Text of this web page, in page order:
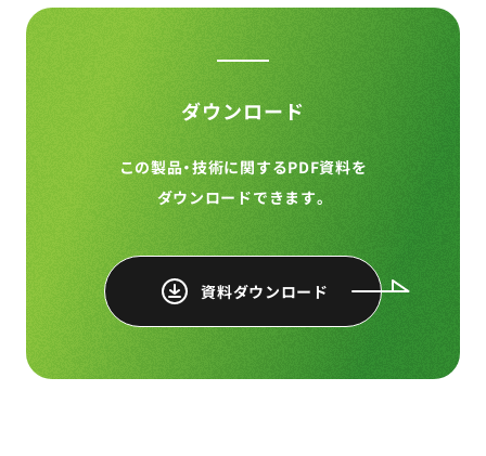
ダウンロード
この製品・技術に関するPDF資料を
ダウンロードできます。
資料ダウンロード